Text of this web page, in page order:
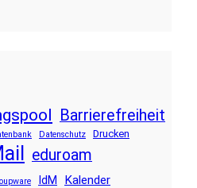
Barrierefreiheit
Datenschutz Drucken
eduroam
IdM Kalender